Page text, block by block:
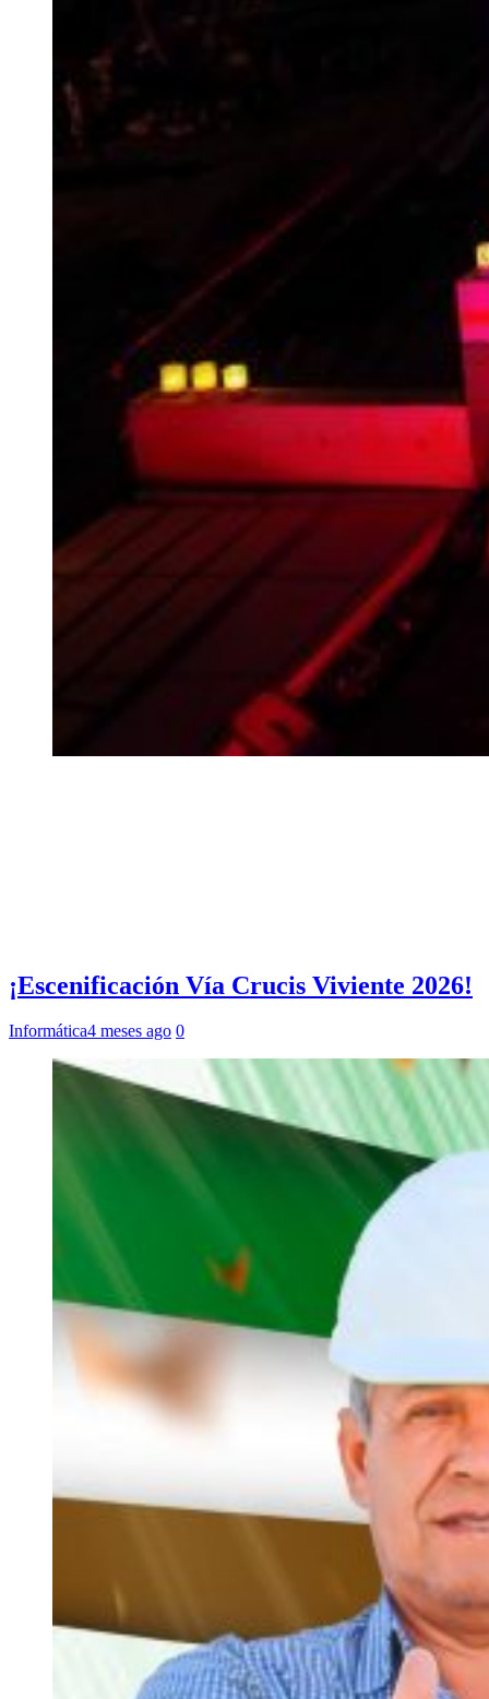
¡Escenificación Vía Crucis Viviente 2026!
Informática4 meses ago 0